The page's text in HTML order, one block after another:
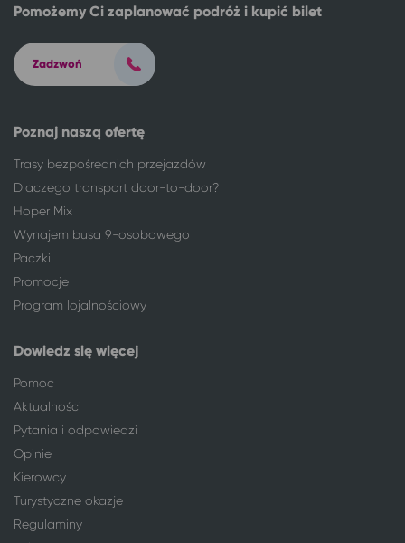
Nowa Ruda
Ciechocinek
Nowy Dwór Mazowiecki
Nowy Tomyśl
Ciechocinek
Nysa
Ciechocinek
Olsztyn
Ciechocinek
Opole
Ciechocinek
Ostrołęka
Ostrów Mazowiecka
Ostrowiec Świętokrzyski
Oświęcim
Ciechocinek
Pabianice
Ciechocinek
Piaseczno
Piekary Śląskie
Piła
Ciechocinek
Piotrków Trybunalski
Pisz
Poznań
Ciechocinek
Pruszcz Gdański
Poznaj naszą ofertę
Trasy bezpośrednich przejazdów
Dlaczego transport door-to-door?
Hoper Mix
Wynajem busa 9-osobowego
Paczki
Promocje
Program lojalnościowy
Dowiedz się więcej
Pomoc
Aktualności
Pytania i odpowiedzi
Opinie
Kierowcy
Turystyczne okazje
Regulaminy
Pomożemy Ci zaplanować podróż i kupić bilet
Zadzwoń